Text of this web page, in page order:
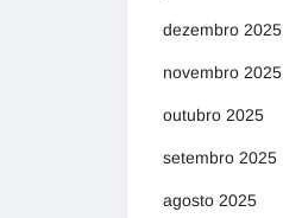
dezembro 2025
novembro 2025
outubro 2025
setembro 2025
agosto 2025